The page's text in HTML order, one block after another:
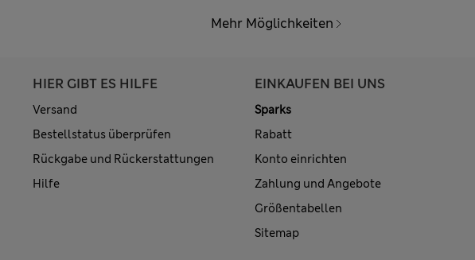
Mehr Möglichkeiten
HIER GIBT ES HILFE
Versand
Bestellstatus überprüfen
Rückgabe und Rückerstattungen
Hilfe
EINKAUFEN BEI UNS
Sparks
Rabatt
Konto einrichten
Zahlung und Angebote
Größentabellen
Sitemap